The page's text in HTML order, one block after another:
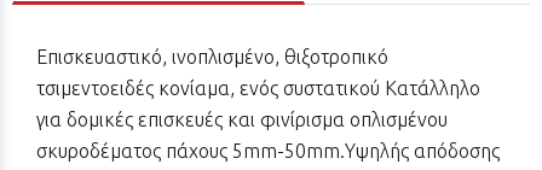
Επισκευαστικό, ινοπλισμένο, θιξοτροπικό
τσιμεντοειδές κονίαμα, ενός συστατικού Kατάλληλο
για δομικές επισκευές και φινίρισμα οπλισμένου
σκυροδέματος πάχους 5mm-50mm.Υψηλής απόδοσης